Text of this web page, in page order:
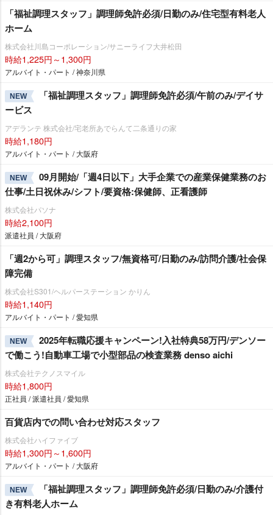
「福祉調理スタッフ」調理師免許必須/日勤のみ/住宅型有料老人
ホーム
株式会社川島コーポレーション/サニーライフ大井松田
時給1,225円～1,300円
アルバイト・パート / 神奈川県
NEW
「福祉調理スタッフ」調理師免許必須/午前のみ/デイサ
ービス
アデランテ 株式会社/宅老所あでらんて二条通りの家
時給1,180円
アルバイト・パート / 大阪府
NEW
09月開始/「週4日以下」大手企業での産業保健業務のお
仕事/土日祝休み/シフト/要資格:保健師、正看護師
株式会社パソナ
時給2,100円
派遣社員 / 大阪府
「週2から可」調理スタッフ/無資格可/日勤のみ/訪問介護/社会保
障完備
株式会社S301/ヘルパーステーション かりん
時給1,140円
アルバイト・パート / 愛知県
NEW
2025年転職応援キャンペーン!入社特典58万円/デンソー
で働こう!自動車工場で小型部品の検査業務 denso aichi
株式会社テクノスマイル
時給1,800円
正社員 / 派遣社員 / 愛知県
百貨店内での問い合わせ対応スタッフ
株式会社ハイファイブ
時給1,300円～1,600円
アルバイト・パート / 大阪府
NEW
「福祉調理スタッフ」調理師免許必須/日勤のみ/介護付
き有料老人ホーム